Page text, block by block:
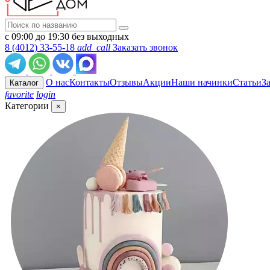
с 09:00 до 19:30 без выходных
8 (4012) 33-55-18 add_call Заказать звонок
Каталог О насКонтактыОтзывыАкцииНаши начинкиСтатьи
favorite login
Категории
×